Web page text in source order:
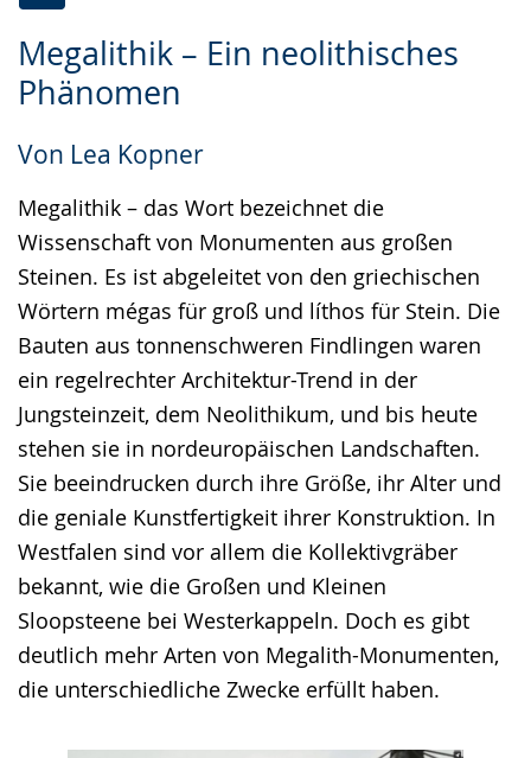
Megalithik – Ein neolithisches
Phänomen
Von Lea Kopner
Megalithik – das Wort bezeichnet die
Wissenschaft von Monumenten aus großen
Steinen. Es ist abgeleitet von den griechischen
Wörtern mégas für groß und líthos für Stein. Die
Bauten aus tonnenschweren Findlingen waren
ein regelrechter Architektur-Trend in der
Jungsteinzeit, dem Neolithikum, und bis heute
stehen sie in nordeuropäischen Landschaften.
Sie beeindrucken durch ihre Größe, ihr Alter und
die geniale Kunstfertigkeit ihrer Konstruktion. In
Westfalen sind vor allem die Kollektivgräber
bekannt, wie die Großen und Kleinen
Sloopsteene bei Westerkappeln. Doch es gibt
deutlich mehr Arten von Megalith-Monumenten,
die unterschiedliche Zwecke erfüllt haben.
Leichten
Sprache
Audio-
Unterstützung.
Video
in
Gebärdensprache
wird
angezeigt.